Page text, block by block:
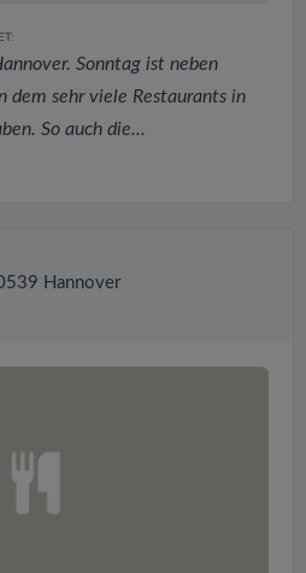
Sonntag ist neben
dem sehr viele Restaurants in
So auch die...
Hannover